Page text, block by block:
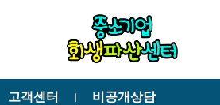
고객센터 ㅣ 비공개상담